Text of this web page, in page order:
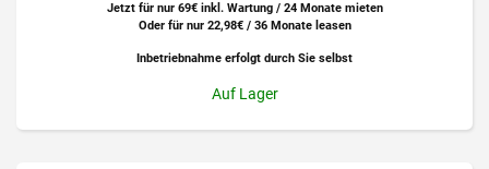
Jetzt für nur 69€ inkl. Wartung / 24 Monate mieten
Oder für nur 22,98€ / 36 Monate leasen
Inbetriebnahme erfolgt durch Sie selbst
Auf Lager